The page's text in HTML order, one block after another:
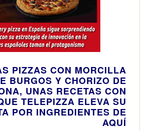
PIZZAS CON MORCILLA
BURGOS Y CHORIZO DE
UNAS RECETAS CON
TELEPIZZA ELEVA SU
POR INGREDIENTES DE
AQUÍ